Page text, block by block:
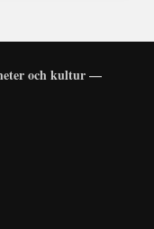
och kultur —